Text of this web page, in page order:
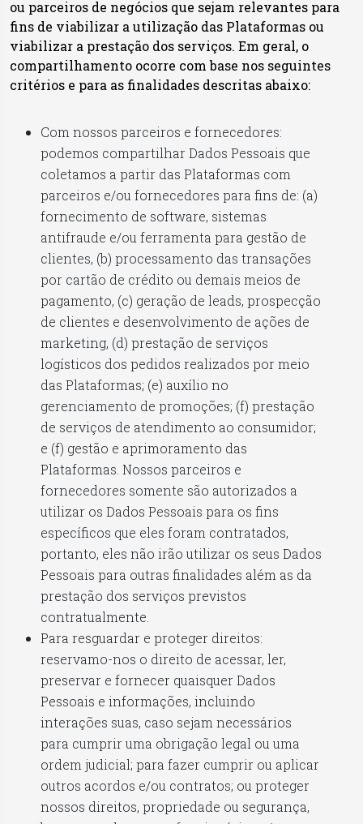
ou parceiros de negócios que sejam relevantes para
fins de viabilizar a utilização das Plataformas ou
viabilizar a prestação dos serviços. Em geral, o
compartilhamento ocorre com base nos seguintes
critérios e para as finalidades descritas abaixo:
Com nossos parceiros e fornecedores:
podemos compartilhar Dados Pessoais que
coletamos a partir das Plataformas com
parceiros e/ou fornecedores para fins de: (a)
fornecimento de software, sistemas
antifraude e/ou ferramenta para gestão de
clientes, (b) processamento das transações
por cartão de crédito ou demais meios de
pagamento, (c) geração de leads, prospecção
de clientes e desenvolvimento de ações de
marketing, (d) prestação de serviços
logísticos dos pedidos realizados por meio
das Plataformas; (e) auxílio no
gerenciamento de promoções; (f) prestação
de serviços de atendimento ao consumidor;
e (f) gestão e aprimoramento das
Plataformas. Nossos parceiros e
fornecedores somente são autorizados a
utilizar os Dados Pessoais para os fins
específicos que eles foram contratados,
portanto, eles não irão utilizar os seus Dados
Pessoais para outras finalidades além as da
prestação dos serviços previstos
contratualmente.
Para resguardar e proteger direitos:
reservamo-nos o direito de acessar, ler,
preservar e fornecer quaisquer Dados
Pessoais e informações, incluindo
interações suas, caso sejam necessários
para cumprir uma obrigação legal ou uma
ordem judicial; para fazer cumprir ou aplicar
outros acordos e/ou contratos; ou proteger
nossos direitos, propriedade ou segurança,